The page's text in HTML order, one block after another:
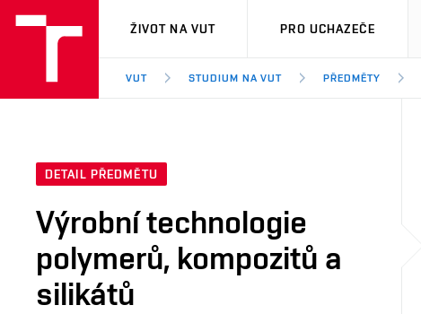
VUT
ŽIVOT NA VUT PRO UCHAZEČE
VUT STUDIUM NA VUT PŘEDMĚTY
DETAIL PŘEDMĚTU
Výrobní technologie
polymerů, kompozitů a
silikátů